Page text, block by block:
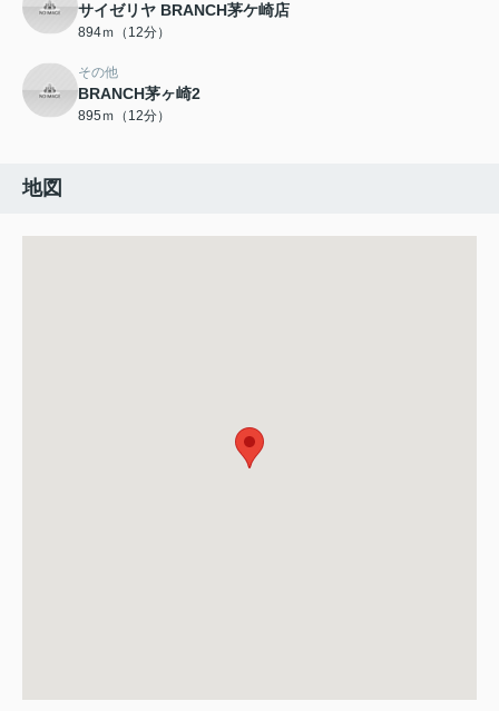
サイゼリヤ BRANCH茅ケ崎店
894ｍ（12分）
その他
BRANCH茅ヶ崎2
895ｍ（12分）
地図